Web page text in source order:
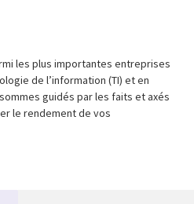
les plus importantes entreprises
de l’information (TI) et en
guidés par les faits et axés
le rendement de vos